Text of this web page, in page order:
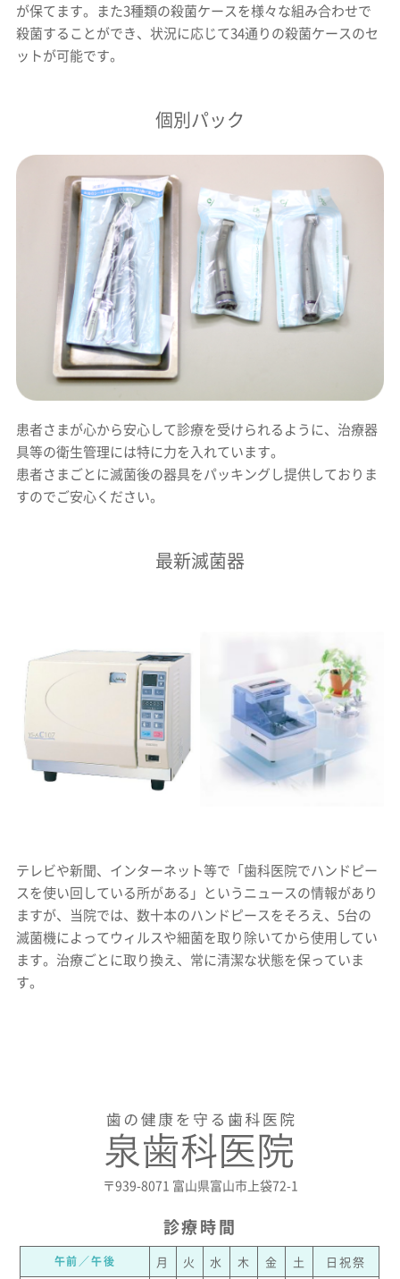
が保てます。また3種類の殺菌ケースを様々な組み合わせで
殺菌することができ、状況に応じて34通りの殺菌ケースのセ
ットが可能です。
個別パック
患者さまが心から安心して診療を受けられるように、治療器
具等の衛生管理には特に力を入れています。
患者さまごとに滅菌後の器具をパッキングし提供しておりま
すのでご安心ください。
最新滅菌器
テレビや新聞、インターネット等で「歯科医院でハンドピー
スを使い回している所がある」というニュースの情報があり
ますが、当院では、数十本のハンドピースをそろえ、5台の
滅菌機によってウィルスや細菌を取り除いてから使用してい
ます。治療ごとに取り換え、常に清潔な状態を保っていま
す。
〒939-8071 富山県富山市上袋72-1
診療時間
午前／午後 月 火 水 木 金 土 日祝祭